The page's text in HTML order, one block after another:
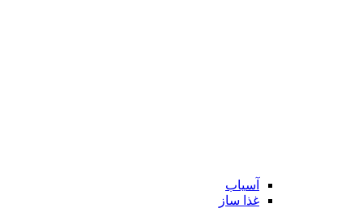
آسیاب
غذا ساز